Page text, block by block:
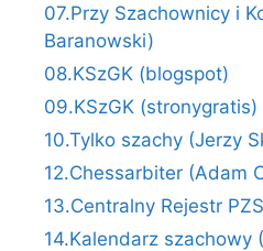
07.Przy Szachownicy i
Baranowski)
08.KSzGK (blogspot)
09.KSzGK (stronygratis)
10.Tylko szachy (Jerzy
12.Chessarbiter (Adam
13.Centralny Rejestr
14.Kalendarz szachowy